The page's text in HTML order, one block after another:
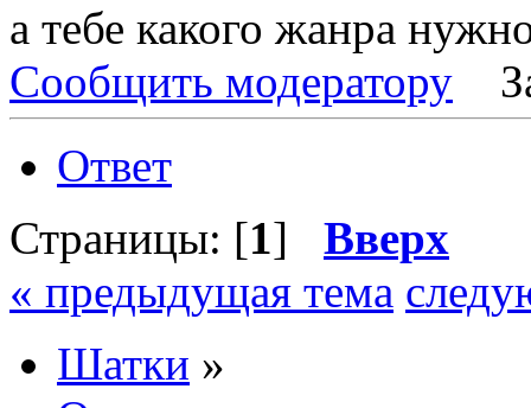
а тебе какого жанра
Сообщить модератору
Ответ
Страницы: [1] Вверх
« предыдущая тема
Шатки »